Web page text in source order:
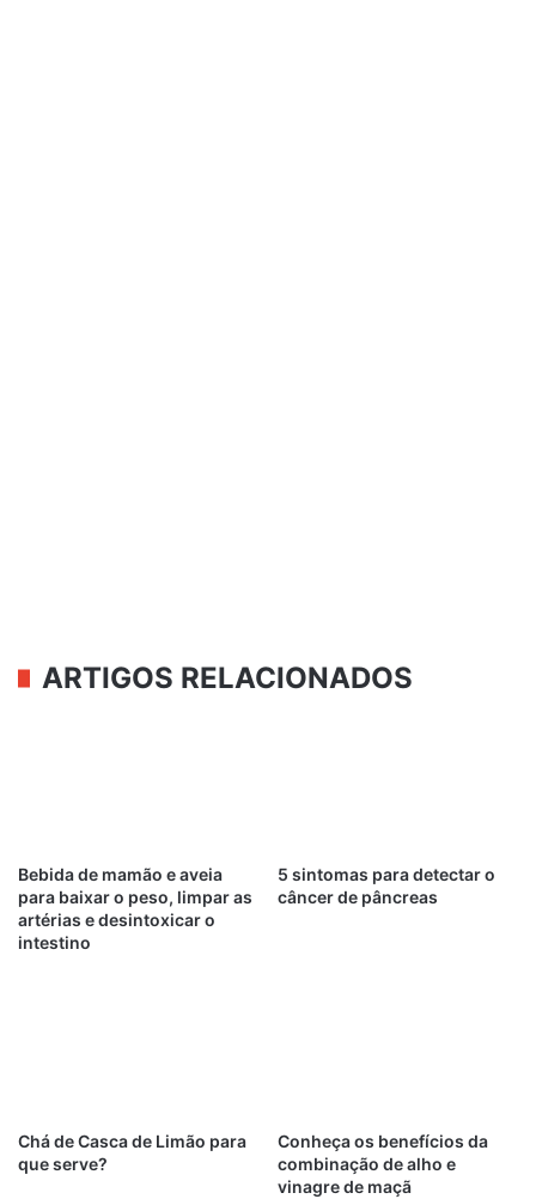
ARTIGOS RELACIONADOS
Bebida de mamão e aveia
para baixar o peso, limpar as
artérias e desintoxicar o
intestino
5 sintomas para detectar o
câncer de pâncreas
Chá de Casca de Limão para
que serve?
Conheça os benefícios da
combinação de alho e
vinagre de maçã